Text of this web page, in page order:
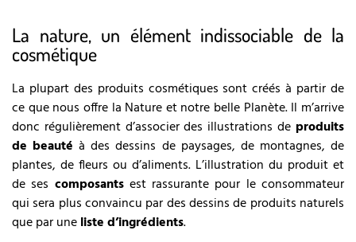
La nature, un élément indissociable de la
cosmétique
La plupart des produits cosmétiques sont créés à partir de
ce que nous offre la Nature et notre belle Planète. Il m’arrive
donc régulièrement d’associer des illustrations de produits
de beauté à des dessins de paysages, de montagnes, de
plantes, de fleurs ou d’aliments. L’illustration du produit et
de ses composantsest rassurante pour le consommateur
qui sera plus convaincu par des dessins de produits naturels
que par uneliste d’ingrédients.